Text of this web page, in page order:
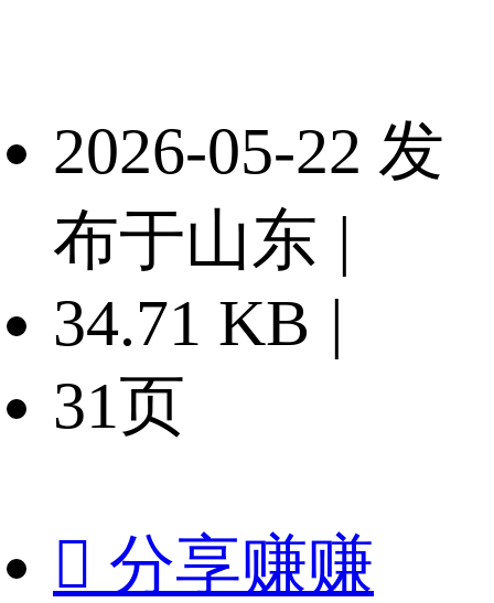
2026-05-22 发
布于山东 |
34.71 KB |
31页
 分享赚赚